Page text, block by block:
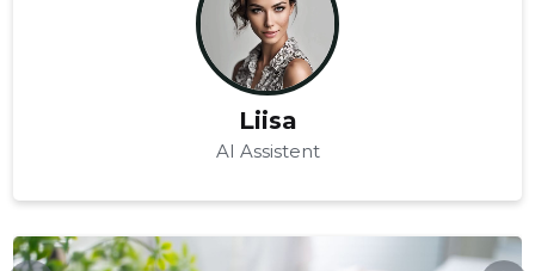
Liisa
AI Assistent
SSB.EE